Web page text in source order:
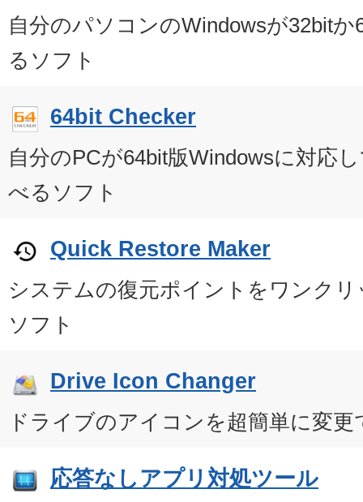
自分のパソコンのWindowsが32bit
るソフト
64bit Checker
自分のPCが64bit版Windowsに対応
べるソフト
Quick Restore Maker
システムの復元ポイントをワンク
ソフト
Drive Icon Changer
ドライブのアイコンを超簡単に変
応答なしアプリ対処ツール